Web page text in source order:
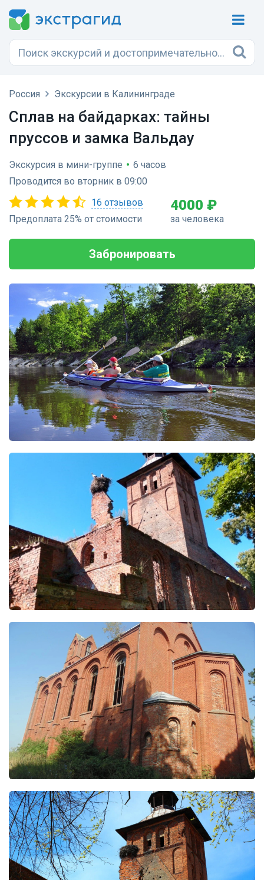
Россия Экскурсии в Калининграде
Сплав на байдарках: тайны
пруссов и замка Вальдау
Экскурсия в мини-группе • 6 часов
Проводится во вторник в 09:00
16 отзывов
Предоплата 25% от стоимости
4000 ₽
за человека
Забронировать